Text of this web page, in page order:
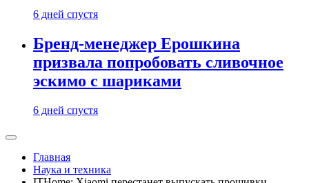
6 дней спустя
Бренд-менеджер Ерошкина
призвала попробовать сливочное
эскимо с шариками
6 дней спустя
Главная
Наука и техника